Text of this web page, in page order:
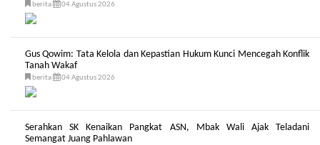
berita 04 Agustus 2026
Gus Qowim: Tata Kelola dan Kepastian Hukum Kunci Mencegah Konflik
Tanah Wakaf
berita 04 Agustus 2026
Serahkan SK Kenaikan Pangkat ASN, Mbak Wali Ajak Teladani
Semangat Juang Pahlawan